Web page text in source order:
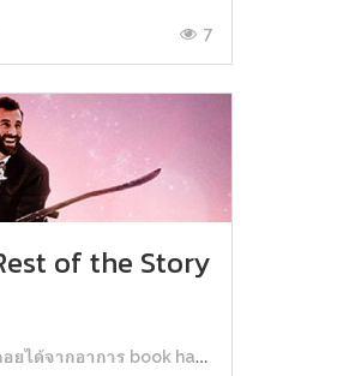
7
of the Story
hangover หลังอ่านสารพัน MM Romance